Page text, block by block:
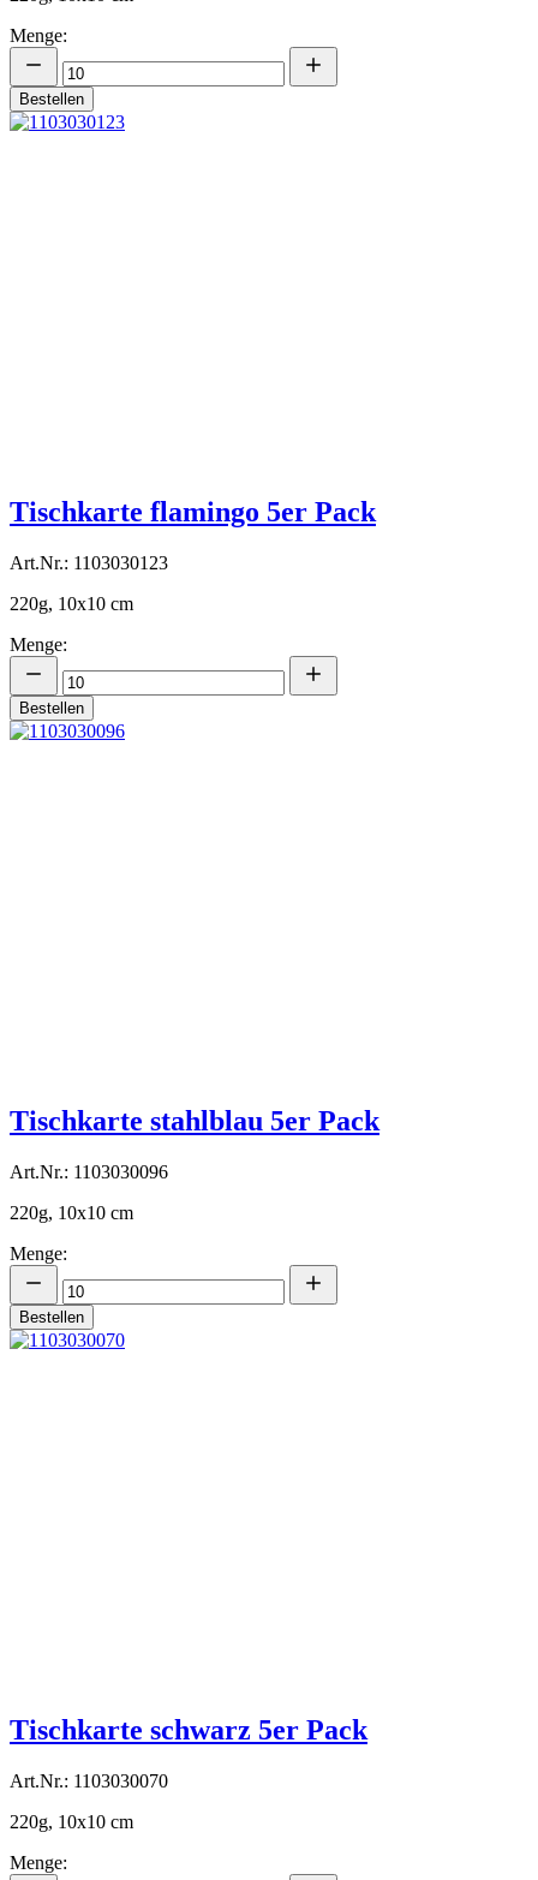
Menge:
Bestellen
Tischkarte flamingo 5er Pack
Art.Nr.: 1103030123
220g, 10x10 cm
Menge:
Bestellen
Tischkarte stahlblau 5er Pack
Art.Nr.: 1103030096
220g, 10x10 cm
Menge:
Bestellen
Tischkarte schwarz 5er Pack
Art.Nr.: 1103030070
220g, 10x10 cm
Menge: